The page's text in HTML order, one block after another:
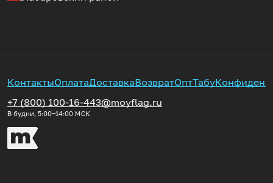
КонтактыОплатаДоставкаВозвратОптТабу
+7 (800) 100-16-44
В будни, 5:00‒14:00 МСК
3@moyflag.ru